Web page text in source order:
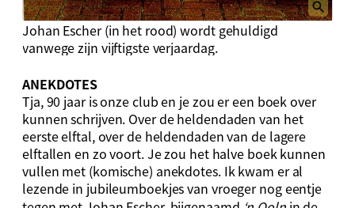
Johan Escher (in het rood) wordt gehuldigd
vanwege zijn vijftigste verjaardag.
ANEKDOTES
Tja, 90 jaar is onze club en je zou er een boek over
kunnen schrijven. Over de heldendaden van het
eerste elftal, over de heldendaden van de lagere
elftallen en zo voort. Je zou het halve boek kunnen
vullen met (komische) anekdotes. Ik kwam er al
lezende in jubileumboekjes van vroeger nog eentje